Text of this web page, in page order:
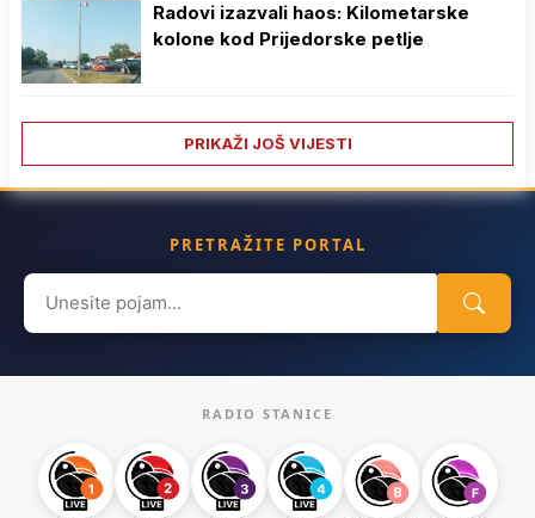
Radovi izazvali haos: Kilometarske
kolone kod Prijedorske petlje
PRIKAŽI JOŠ VIJESTI
PRETRAŽITE PORTAL
Search
for:
RADIO STANICE